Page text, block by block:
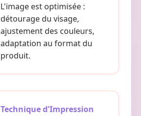
L'image est optimisée :
détourage du visage,
ajustement des couleurs,
adaptation au format du
produit.
Technique d'Impression